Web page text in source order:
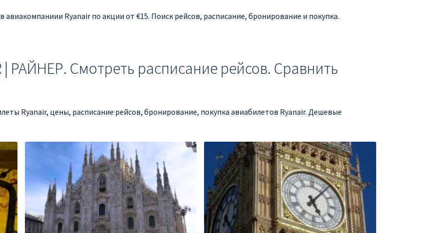
Ryanair по акции от €15. Поиск рейсов, расписание, бронирование и покупка.
| РАЙНЕР. Смотреть расписание рейсов. Сравнить
Ryanair, цены, расписание рейсов, бронирование, покупка авиабилетов Ryanair. Дешевые